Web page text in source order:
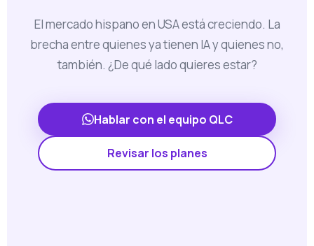
El mercado hispano en USA está creciendo. La
brecha entre quienes ya tienen IA y quienes no,
también. ¿De qué lado quieres estar?
Hablar con el equipo QLC
Revisar los planes